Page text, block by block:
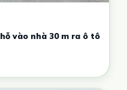
vào nhà 30 m ra ô tô